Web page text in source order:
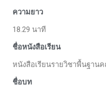
ความยาว
18.29 นาที
ชื่อหนังสือเรียน
หนังสือเรียนรายวิชาพื้นฐาน
ชื่อบท